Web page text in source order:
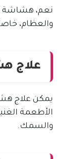
نعم، هشاشة
والعظام،
علاج
يمكن علاج
والسمك.